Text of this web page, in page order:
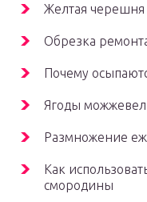
Желтая черешня
Обрезка
Почему
Ягоды
Размножение
Как
смородины